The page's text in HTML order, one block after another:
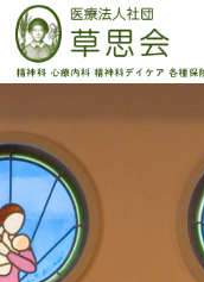
錦糸町ク
勤